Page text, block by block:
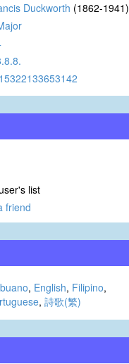
Duckworth (1862-1941)
list
friend
, English, Filipino,
, 詩歌(繁)